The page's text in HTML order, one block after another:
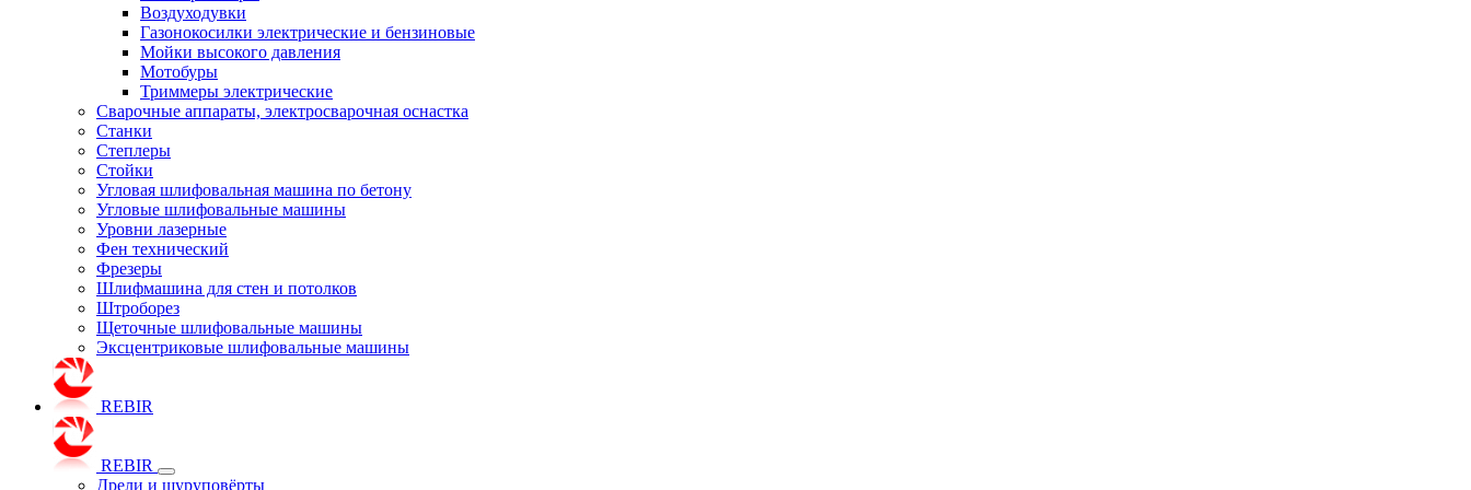
Воздуходувки
Газонокосилки электрические и бензиновые
Мойки высокого давления
Мотобуры
Триммеры электрические
Сварочные аппараты, электросварочная оснастка
Станки
Степлеры
Стойки
Угловая шлифовальная машина по бетону
Угловые шлифовальные машины
Уровни лазерные
Фен технический
Фрезеры
Шлифмашина для стен и потолков
Штроборез
Щеточные шлифовальные машины
Эксцентриковые шлифовальные машины
REBIR
REBIR
Дрели и шуруповёрты